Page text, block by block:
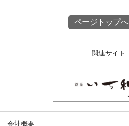
ページトップへ
関連サイト
会社概要